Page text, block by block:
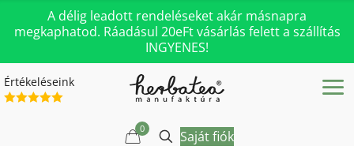
A délig leadott rendeléseket akár másnapra
megkaphatod. Ráadásul 20eFt vásárlás felett a szállítás
INGYENES!
Értékeléseink
0 Saját fiók